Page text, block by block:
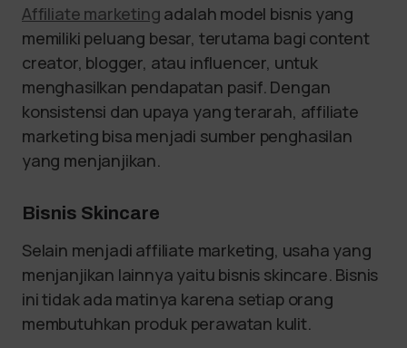
Affiliate marketing adalah model bisnis yang
memiliki peluang besar, terutama bagi content
creator, blogger, atau influencer, untuk
menghasilkan pendapatan pasif. Dengan
konsistensi dan upaya yang terarah, affiliate
marketing bisa menjadi sumber penghasilan
yang menjanjikan.
Bisnis Skincare
Selain menjadi affiliate marketing, usaha yang
menjanjikan lainnya yaitu bisnis skincare. Bisnis
ini tidak ada matinya karena setiap orang
membutuhkan produk perawatan kulit.